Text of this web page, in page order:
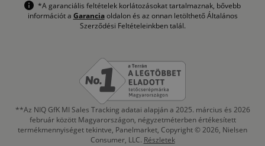
*A garanciális feltételek korlátozásokat tartalmaznak, bővebb
információt a Garanciaoldalon és az onnan letölthető Általános
Szerződési Feltételeinkben talál.
**Az NIQ GfK MI Sales Tracking adatai alapján a 2025. március és 2026
február között Magyarországon, négyzetméterben értékesített
termékmennyiséget tekintve, Panelmarket, Copyright © 2026, Nielsen
Consumer, LLC. Részletek